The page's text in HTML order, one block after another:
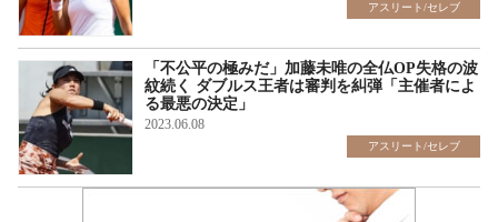
アスリート/セレブ
「不公平の極みだ」加藤未唯の全仏OP失格の波
紋続く ダブルス王者は審判を糾弾「主催者によ
る最悪の決定」
2023.06.08
アスリート/セレブ